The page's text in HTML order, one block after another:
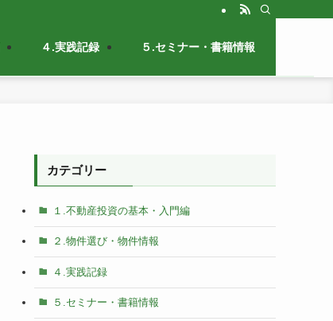
４.実践記録 ５.セミナー・書籍情報
カテゴリー
１.不動産投資の基本・入門編
２.物件選び・物件情報
４.実践記録
５.セミナー・書籍情報